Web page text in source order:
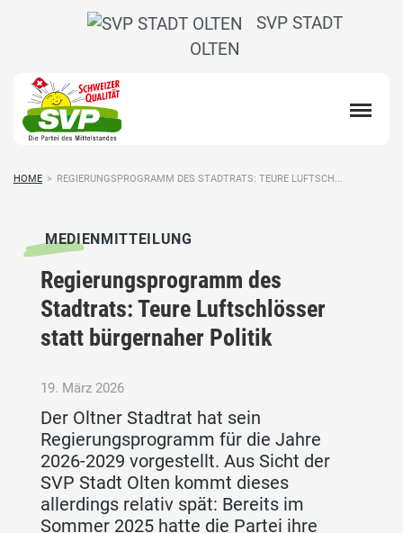
SVP STADT
OLTEN
HOME > REGIERUNGSPROGRAMM DES STADTRATS: TEURE LUFTSCH...
MEDIENMITTEILUNG
Regierungsprogramm des
Stadtrats: Teure Luftschlösser
statt bürgernaher Politik
19. März 2026
Der Oltner Stadtrat hat sein
Regierungsprogramm für die Jahre
2026-2029 vorgestellt. Aus Sicht der
SVP Stadt Olten kommt dieses
allerdings relativ spät: Bereits im
Sommer 2025 hatte die Partei ihre